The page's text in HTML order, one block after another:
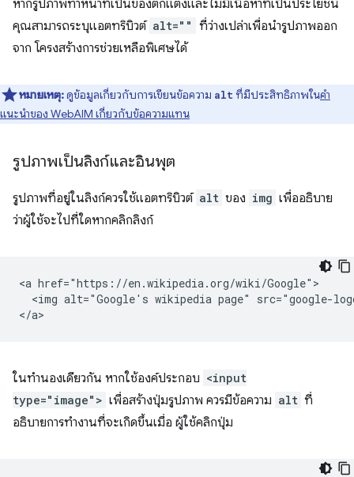
หากรูปภาพทำหน้าที่เป็นของตกแต่งและไม่มีเนื้อหาที่เป็นประโยชน์
คุณสามารถระบุแอตทริบิวต์ alt="" ที่ว่างเปล่าเพื่อนำรูปภาพออก
จาก โครงสร้างการช่วยเหลือพิเศษได้
หมายเหตุ:ดูข้อมูลเกี่ยวกับการเขียนข้อความ alt ที่มีประสิทธิภาพในคำ
แนะนำของ WebAIM เกี่ยวกับข้อความแทน
รูปภาพเป็นลิงก์และอินพุต
รูปภาพที่อยู่ในลิงก์ควรใช้แอตทริบิวต์ alt ของ img เพื่ออธิบาย
ว่าผู้ใช้จะไปที่ใดหากคลิกลิงก์
<a href="https://en.wikipedia.org/wiki/Google">
<img alt="Google's wikipedia page" src="google-
ในทำนองเดียวกัน หากใช้องค์ประกอบ <input
type="image"> เพื่อสร้างปุ่มรูปภาพ ควรมีข้อความ alt ที่
อธิบายการทำงานที่จะเกิดขึ้นเมื่อ ผู้ใช้คลิกปุ่ม